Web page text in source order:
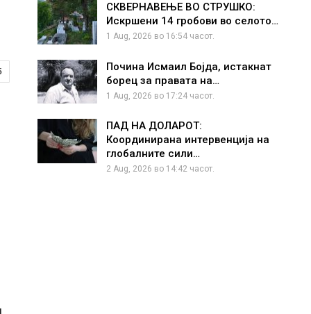
СКВЕРНАВЕЊЕ ВО СТРУШКО:
Искршени 14 гробови во селото…
1 Aug, 2026 во 16:54 часот.
Почина Исмаил Бојда, истакнат
борец за правата на…
1 Aug, 2026 во 17:24 часот.
ПАД НА ДОЛАРОТ:
Координирана интервенција на
глобалните сили…
2 Aug, 2026 во 14:42 часот.